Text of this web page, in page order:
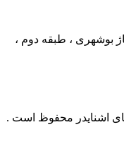
بوشهری ، طبقه دوم ،
اشنایدر محفوظ است .